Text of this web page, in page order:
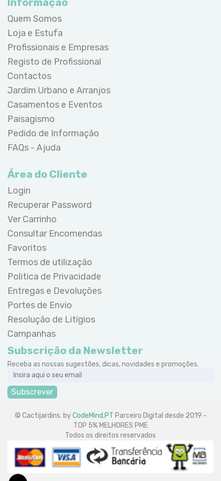
Quem Somos
Loja e Estufa
Profissionais e Empresas
Registo de Profissional
Contactos
Jardim Urbano e Arranjos
Casamentos e Eventos
Paisagismo
Pedido de Informação
FAQs - Ajuda
Área do Cliente
Login
Recuperar Password
Ver Carrinho
Consultar Encomendas
Favoritos
Termos de utilização
Politica de Privacidade
Entregas e Devoluções
Portes de Envio
Resolução de Litígios
Campanhas
Subscrição da Newsletter
Receba as nossas sugestões, dicas, novidades e promoções.
Subscrever
© Cactijardins. byCodeMind.PT Parceiro Digital desde 2019 -
TOP 5% MELHORES PME
Todos os direitos reservados